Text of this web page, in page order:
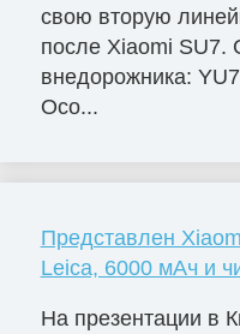
свою вторую
после Xiaomi SU7.
внедорожника:
Осо...
Представлен
Leica, 6000 мАч и
На презентации в